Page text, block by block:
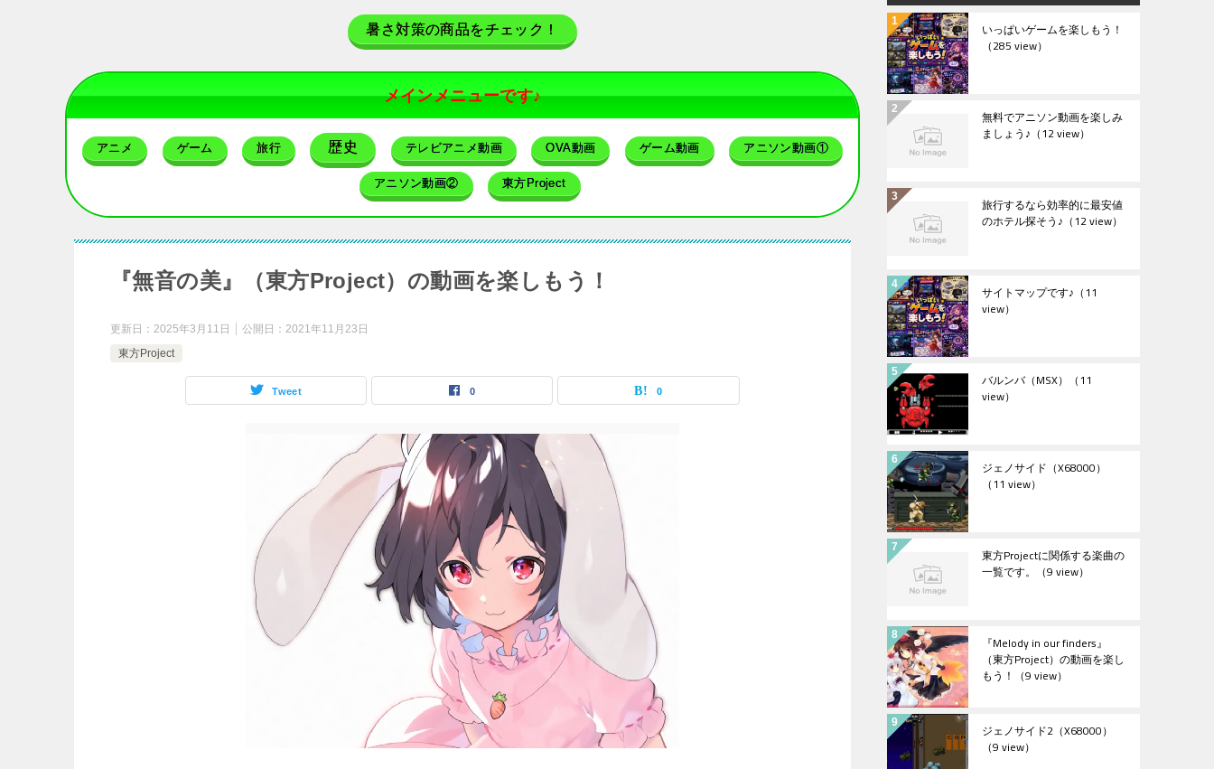
暑さ対策の商品をチェック！
メインメニューです♪
アニメ ゲーム 旅行 歴史 テレビアニメ動画 OVA動画 ゲーム動画 アニソン動画①
アニソン動画② 東方Project
『無音の美』（東方Project）の動画を楽しもう！
更新日： 2025年3月11日 公開日： 2021年11月23日
東方Project
Tweet 0 0
いっぱいゲームを楽しもう！
（285 view）
無料でアニソン動画を楽しみ
ましょう♪ （12 view）
旅行するなら効率的に最安値
のホテル探そう♪ （12 view）
サイトマップです♪ （11
view）
バルンバ（MSX） （11
view）
ジェノサイド（X68000）
（11 view）
東方Projectに関係する楽曲の
一覧です。 （9 view）
『Melody in our finders』
（東方Project）の動画を楽し
もう！ （9 view）
ジェノサイド2（X68000）
（9 view）